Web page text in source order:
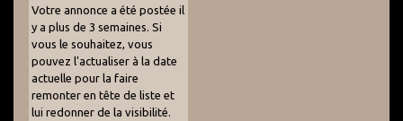
Votre annonce a été postée il
y a plus de 3 semaines. Si
vous le souhaitez, vous
pouvez l'actualiser à la date
actuelle pour la faire
remonter en tête de liste et
lui redonner de la visibilité.